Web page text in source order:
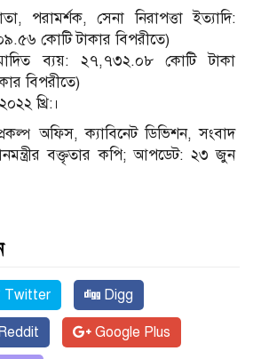
পরামর্শক, সেনা নিরাপত্তা ইত্যাদি:
কোটি টাকার বিপরীতে)
ব্যয়: ২৭,৭৩২.০৮ কোটি টাকা
বিপরীতে)
খ্রি:।
অফিস, ক্যাবিনেট ডিভিশন, সংবাদ
বক্তৃতার কপি; আপডেট: ২৩ জুন
Twitter Digg
Google Plus